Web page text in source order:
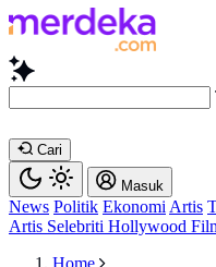
Cari
Masuk
News Politik Ekonomi Artis
Artis Selebriti Hollywood
Home